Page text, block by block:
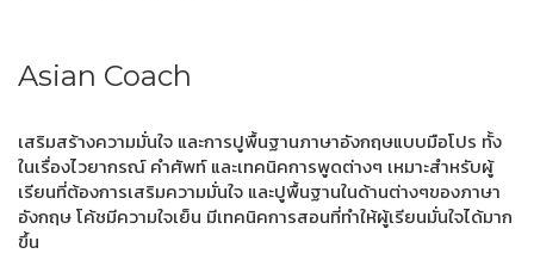
Asian Coach
เสริมสร้างความมั่นใจ และการปูพื้นฐานภาษาอังกฤษแบบมือโปร ทั้ง
ในเรื่องไวยากรณ์ คำศัพท์ และเทคนิคการพูดต่างๆ เหมาะสำหรับผู้
เรียนที่ต้องการเสริมความมั่นใจ และปูพื้นฐานในด้านต่างๆของภาษา
อังกฤษ โค้ชมีความใจเย็น มีเทคนิคการสอนที่ทำให้ผู้เรียนมั่นใจได้มาก
ขึ้น